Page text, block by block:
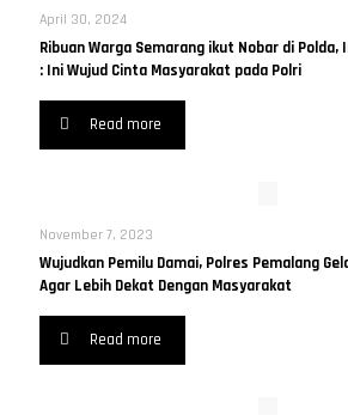
April 30, 2024
Ribuan Warga Semarang ikut Nobar di
: Ini Wujud Cinta Masyarakat pada Polri
Read more
November 7, 2023
Wujudkan Pemilu Damai, Polres Pemalang
Agar Lebih Dekat Dengan Masyarakat
Read more